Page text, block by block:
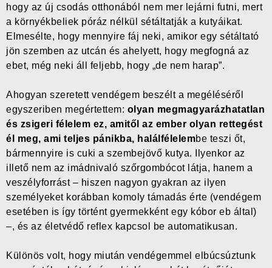
hogy az új csodás otthonából nem mer lejárni futni, mert
a környékbeliek póráz nélkül sétáltatják a kutyáikat.
Elmesélte, hogy mennyire fáj neki, amikor egy sétáltató
jön szemben az utcán és ahelyett, hogy megfogná az
ebet, még neki áll feljebb, hogy „de nem harap”.
Ahogyan szeretett vendégem beszélt a megéléséről
egyszeriben megértettem: olyan megmagyarázhatatlan
és zsigeri félelem ez, amitől az ember olyan rettegést
él meg, ami teljes pánikba, halálfélelembe teszi őt,
bármennyire is cuki a szembejövő kutya. Ilyenkor az
illető nem az imádnivaló szőrgombócot látja, hanem a
veszélyforrást – hiszen nagyon gyakran az ilyen
személyeket korábban komoly támadás érte (vendégem
esetében is így történt gyermekként egy kóbor eb által)
–, és az életvédő reflex kapcsol be automatikusan.
Különös volt, hogy miután vendégemmel elbúcsúztunk